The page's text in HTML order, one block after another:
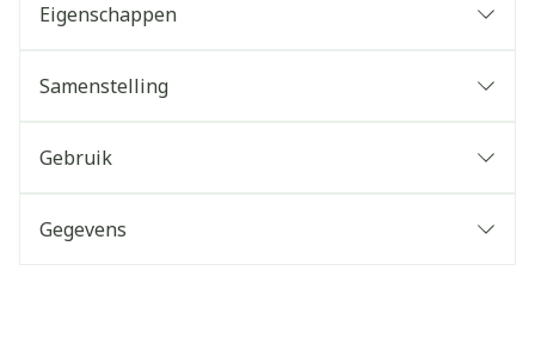
Eigenschappen
Samenstelling
Gebruik
Gegevens